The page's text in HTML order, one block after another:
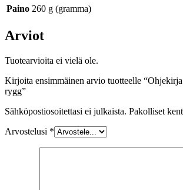
Paino 260 g (gramma)
Arviot
Tuotearvioita ei vielä ole.
Kirjoita ensimmäinen arvio tuotteelle
rygg”
Sähköpostiosoitettasi ei julkaista. Pakolliset
Arvostelusi *